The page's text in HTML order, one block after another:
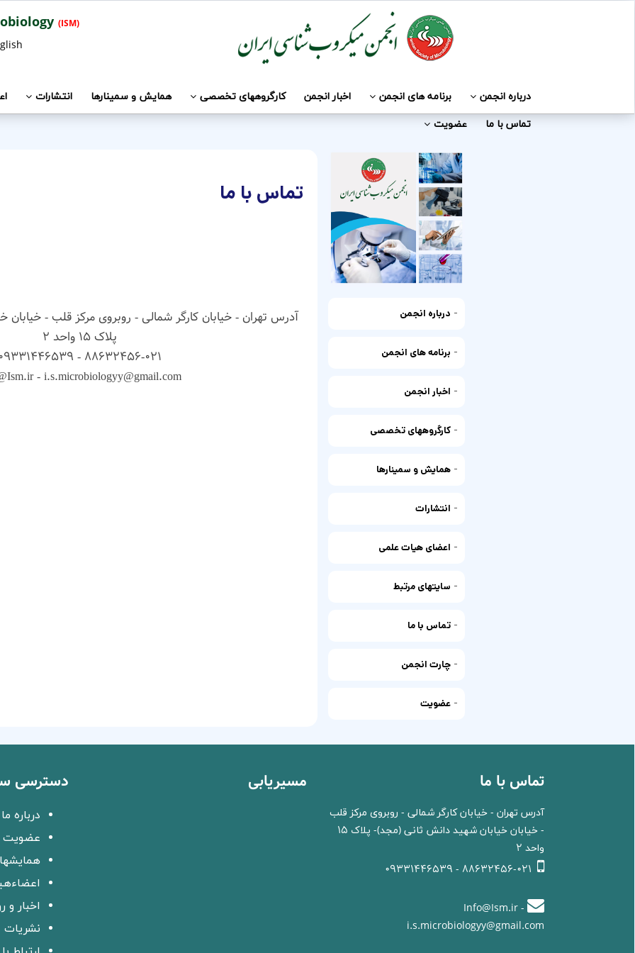
Iranian Society of Microbiology
(ISM)
درباره انجمن برنامه های انجمن اخبار انجمن کارگروههای تخصصی همایش و سمینارها انتشارات
تماس با ما عضویت
- درباره انجمن
- برنامه های انجمن
- اخبار انجمن
- کارگروههای تخصصی
- همایش و سمینارها
- انتشارات
- اعضای هیات علمی
- سایتهای مرتبط
- تماس با ما
- چارت انجمن
- عضویت
تماس با ما
آدرس تهران - خیابان کارگر شمالی - روبروی مرکز قلب -
پلاک 15 واحد 2
88632456-021 - 09331446539
- i.s.microbiologyy@gmail.com
تماس با ما
آدرس تهران - خیابان کارگر شمالی - روبروی مرکز قلب
- خیابان خیابان شهید دانش ثانی (مجد)- پلاک 15
واحد 2
88632456-021 - 09331446539
Info@Ism.ir -
i.s.microbiologyy@gmail.com
مسیریابی دسترسی
درباره ما
عضویت
اخبار و
نشریات